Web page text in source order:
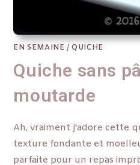
EN SEMAINE /QUICHE
Quiche sans
moutarde
Ah, vraiment j'adore cette
texture fondante et
parfaite pour un repas